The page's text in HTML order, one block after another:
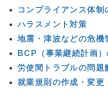
コンプライアンス体制
ハラスメント対策
地震・津波などの危機
BCP（事業継続計画）
労使間トラブルの問題
就業規則の作成・変更